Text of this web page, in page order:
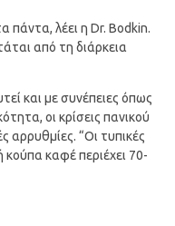
πάντα, λέει η Dr. Bodkin.
από τη διάρκεια
και με συνέπειες όπως
οι κρίσεις πανικού
αρρυθμίες. “Οι τυπικές
κούπα καφέ περιέχει 70-